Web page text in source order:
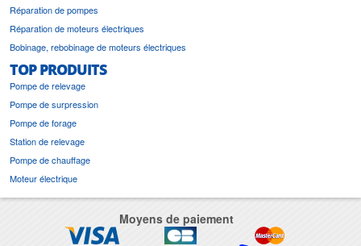
Réparation de pompes
Réparation de moteurs électriques
Bobinage, rebobinage de moteurs électriques
TOP PRODUITS
Pompe de relevage
Pompe de surpression
Pompe de forage
Station de relevage
Pompe de chauffage
Moteur électrique
Moyens de paiement